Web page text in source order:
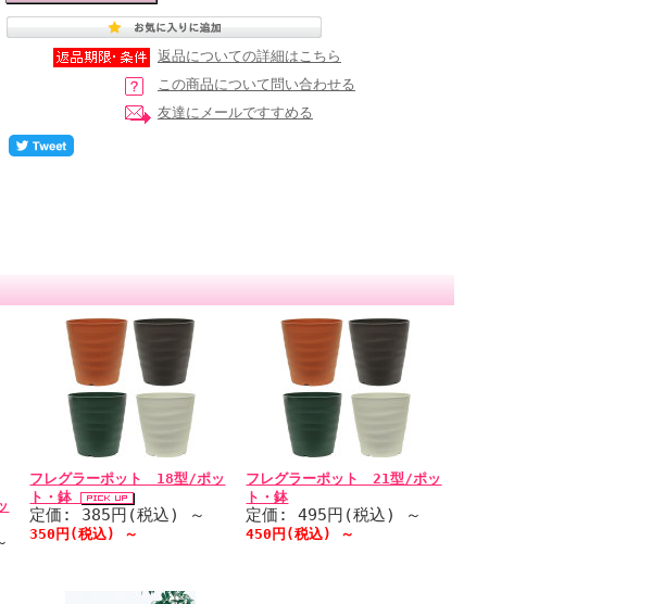
返品についての詳細はこちら
この商品について問い合わせる
友達にメールですすめる
フレグラーポット 18型/ポッ
ト・鉢
定価: 385円(税込) ～
350円(税込) ～
フレグラーポット 21型/ポッ
ト・鉢
定価: 495円(税込) ～
450円(税込) ～